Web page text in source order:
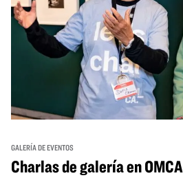
GALERÍA DE EVENTOS
Charlas de galería en OMCA